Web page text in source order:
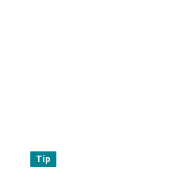
Tip